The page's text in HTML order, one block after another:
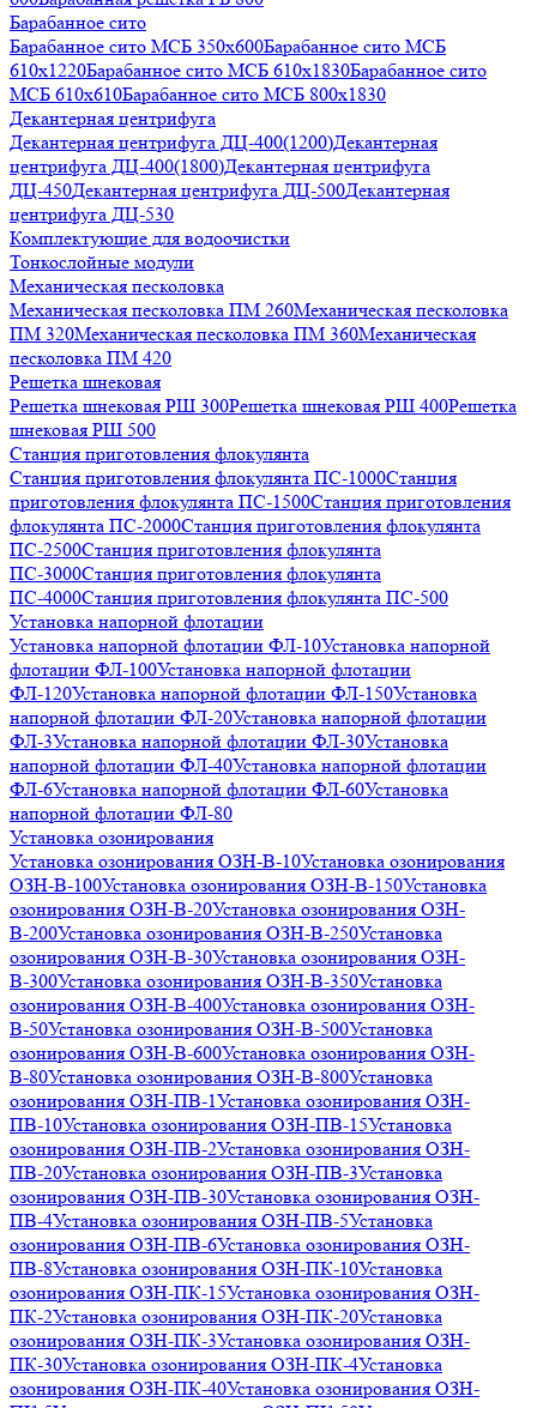
Барабанное сито
Барабанное сито МСБ 350x600Барабанное сито МСБ
610x1220Барабанное сито МСБ 610x1830Барабанное сито
МСБ 610x610Барабанное сито МСБ 800x1830
Декантерная центрифуга
Декантерная центрифуга ДЦ-400(1200)Декантерная
центрифуга ДЦ-400(1800)Декантерная центрифуга
ДЦ-450Декантерная центрифуга ДЦ-500Декантерная
центрифуга ДЦ-530
Комплектующие для водоочистки
Тонкослойные модули
Механическая песколовка
Механическая песколовка ПM 260Механическая песколовка
ПM 320Механическая песколовка ПM 360Механическая
песколовка ПM 420
Решетка шнековая
Решетка шнековая РШ 300Решетка шнековая РШ 400Решетка
шнековая РШ 500
Станция приготовления флокулянта
Станция приготовления флокулянта ПС-1000Станция
приготовления флокулянта ПС-1500Станция приготовления
флокулянта ПС-2000Станция приготовления флокулянта
ПС-2500Станция приготовления флокулянта
ПС-3000Станция приготовления флокулянта
ПС-4000Станция приготовления флокулянта ПС-500
Установка напорной флотации
Установка напорной флотации ФЛ-10Установка напорной
флотации ФЛ-100Установка напорной флотации
ФЛ-120Установка напорной флотации ФЛ-150Установка
напорной флотации ФЛ-20Установка напорной флотации
ФЛ-3Установка напорной флотации ФЛ-30Установка
напорной флотации ФЛ-40Установка напорной флотации
ФЛ-6Установка напорной флотации ФЛ-60Установка
напорной флотации ФЛ-80
Установка озонирования
Установка озонирования ОЗН-В-10Установка озонирования
ОЗН-В-100Установка озонирования ОЗН-В-150Установка
озонирования ОЗН-В-20Установка озонирования ОЗН-
В-200Установка озонирования ОЗН-В-250Установка
озонирования ОЗН-В-30Установка озонирования ОЗН-
В-300Установка озонирования ОЗН-В-350Установка
озонирования ОЗН-В-400Установка озонирования ОЗН-
В-50Установка озонирования ОЗН-В-500Установка
озонирования ОЗН-В-600Установка озонирования ОЗН-
В-80Установка озонирования ОЗН-В-800Установка
озонирования ОЗН-ПВ-1Установка озонирования ОЗН-
ПВ-10Установка озонирования ОЗН-ПВ-15Установка
озонирования ОЗН-ПВ-2Установка озонирования ОЗН-
ПВ-20Установка озонирования ОЗН-ПВ-3Установка
озонирования ОЗН-ПВ-30Установка озонирования ОЗН-
ПВ-4Установка озонирования ОЗН-ПВ-5Установка
озонирования ОЗН-ПВ-6Установка озонирования ОЗН-
ПВ-8Установка озонирования ОЗН-ПК-10Установка
озонирования ОЗН-ПК-15Установка озонирования ОЗН-
ПК-2Установка озонирования ОЗН-ПК-20Установка
озонирования ОЗН-ПК-3Установка озонирования ОЗН-
ПК-30Установка озонирования ОЗН-ПК-4Установка
озонирования ОЗН-ПК-40Установка озонирования ОЗН-